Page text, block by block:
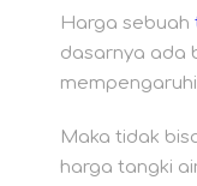
Harga sebuah
dasarnya ada
Maka tidak
harga tangki